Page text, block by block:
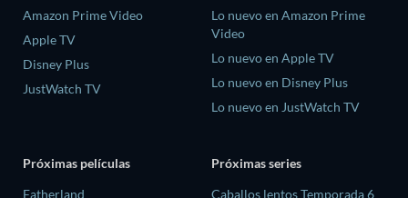
Amazon Prime Video
Apple TV
Disney Plus
JustWatch TV
Lo nuevo en Amazon Prime
Video
Lo nuevo en Apple TV
Lo nuevo en Disney Plus
Lo nuevo en JustWatch TV
Próximas películas
Fatherland
Próximas series
Caballos lentos Temporada 6